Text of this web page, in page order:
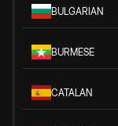
BULGARIAN
BURMESE
CATALAN